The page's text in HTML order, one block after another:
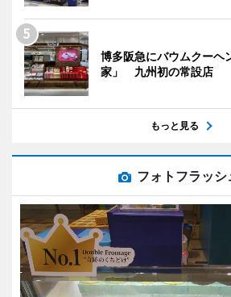
博多阪急にバウムクーヘ
家」 九州初の常設店
もっと見る
フォトフラッシ